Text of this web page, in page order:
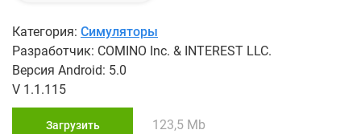
Категория: Симуляторы
Разработчик: COMINO Inc. & INTEREST LLC.
Версия Android: 5.0
V 1.1.115
Загрузить 123,5 Mb